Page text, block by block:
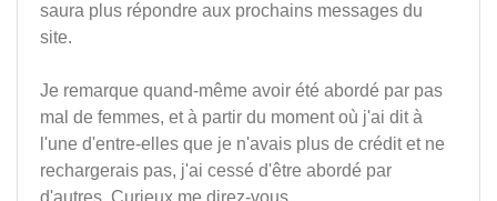
saura plus répondre aux prochains messages du
site.
Je remarque quand-même avoir été abordé par pas
mal de femmes, et à partir du moment où j'ai dit à
l'une d'entre-elles que je n'avais plus de crédit et ne
rechargerais pas, j'ai cessé d'être abordé par